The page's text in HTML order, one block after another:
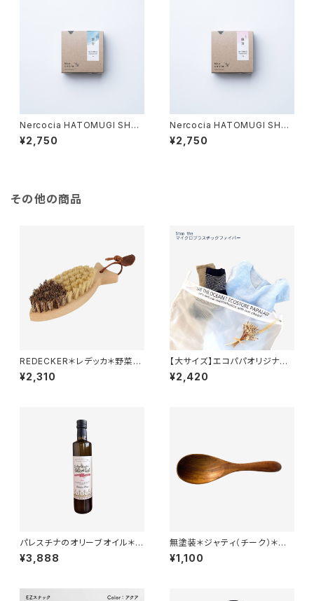
Nercocia HATOMUGI SHA
MPOOBAR＊シャンプーバー ＊
群青＊しっとりまとまる＊
¥2,750
Nercocia HATOMUGI SHA
MPOOBAR＊シャンプーバー＊
蘇芳＊さらさらふんわり＊
¥2,750
その他の商品
REDECKER＊レデッカ＊野菜洗
い用＊ベジタブルブラシ＊フィッ
シュ型＊
¥2,310
【大サイズ】エコパパオリジナルS
AVE THE OCEAN洗濯ネット
¥2,420
パレスチナのオリーブオイル＊フ
ェアトレード＊無農薬＊パレスチ
ナ支援＊500CC
¥3,888
無塗装＊ジャティ（チーク）＊ス
ープスプーン＊長さ17.5cm ＊
スプーンヘッド幅５cm
¥1,100